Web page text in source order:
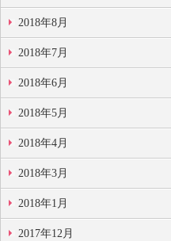
2018年8月
2018年7月
2018年6月
2018年5月
2018年4月
2018年3月
2018年1月
2017年12月